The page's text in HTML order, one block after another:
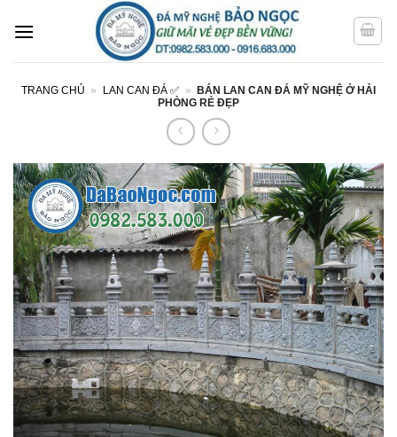
qua
TRANG CHỦ » LAN CAN ĐÁ ✅ »
BÁN LAN CAN ĐÁ MỸ NGHỆ Ở HẢI
PHÒNG RẺ ĐẸP